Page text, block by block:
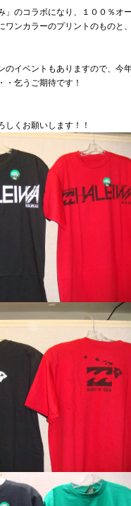
」のコラボになり、１００％オ
ワンカラーのプリントのものと
のイベントもありますので、今
・乞うご期待です！
しくお願いします！！